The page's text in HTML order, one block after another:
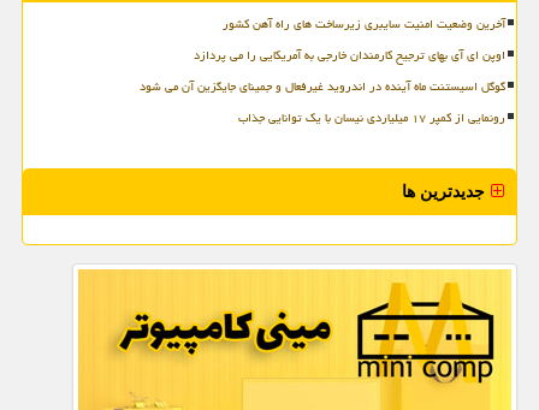
آخرین وضعیت امنیت سایبری زیرساخت های راه آهن کشور
اوپن ای آی بهای ترجیح کارمندان خارجی به آمریکایی را می پردازد
گوگل اسیستنت ماه آینده در اندروید غیرفعال و جمینای جایگزین آن می شود
رونمایی از کمپر ۱۷ میلیاردی نیسان با یک توانایی جذاب
جدیدترین ها